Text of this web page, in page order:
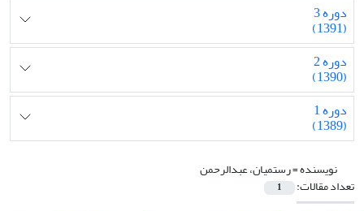
دوره 3
(1391)
دوره 2
(1390)
دوره 1
(1389)
نویسنده =رستمیان، عبدالرحمن
تعداد مقالات: 1